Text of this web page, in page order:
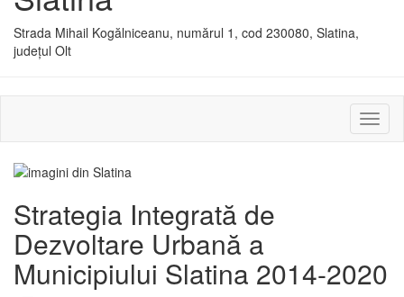
Strada Mihail Kogălniceanu, numărul 1, cod 230080, Slatina,
județul Olt
sau
Strategia Integrată de
Dezvoltare Urbană a
Municipiului Slatina 2014-2020